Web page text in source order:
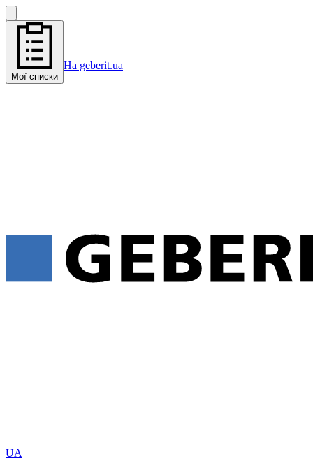
Мої списки
На geberit.ua
UA